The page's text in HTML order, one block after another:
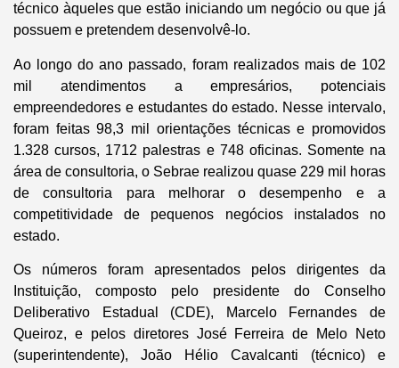
técnico àqueles que estão iniciando um negócio ou que já
possuem e pretendem desenvolvê-lo.
Ao longo do ano passado, foram realizados mais de 102
mil atendimentos a empresários, potenciais
empreendedores e estudantes do estado. Nesse intervalo,
foram feitas 98,3 mil orientações técnicas e promovidos
1.328 cursos, 1712 palestras e 748 oficinas. Somente na
área de consultoria, o Sebrae realizou quase 229 mil horas
de consultoria para melhorar o desempenho e a
competitividade de pequenos negócios instalados no
estado.
Os números foram apresentados pelos dirigentes da
Instituição, composto pelo presidente do Conselho
Deliberativo Estadual (CDE), Marcelo Fernandes de
Queiroz, e pelos diretores José Ferreira de Melo Neto
(superintendente), João Hélio Cavalcanti (técnico) e